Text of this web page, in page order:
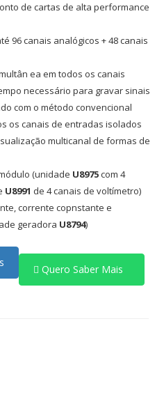
de cartas de alta performance
96 canais analógicos + 48 canais
ea em todos os canais
necessário para gravar sinais
com o método convencional
os canais de entradas isolados
multicanal de formas de
(unidade U8975com 4
U8991 de 4 canais de voltímetro)
corrente copnstante e
geradora U8794)
Quero Saber Mais